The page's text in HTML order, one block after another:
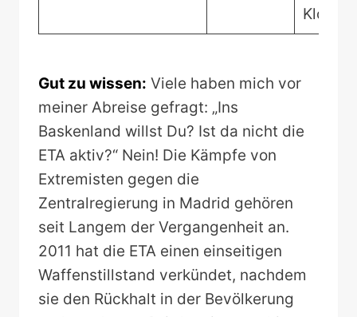
Gut zu wissen: Viele haben mich vor
meiner Abreise gefragt: „Ins
Baskenland willst Du? Ist da nicht die
ETA aktiv?“ Nein! Die Kämpfe von
Extremisten gegen die
Zentralregierung in Madrid gehören
seit Langem der Vergangenheit an.
2011 hat die ETA einen einseitigen
Waffenstillstand verkündet, nachdem
sie den Rückhalt in der Bevölkerung